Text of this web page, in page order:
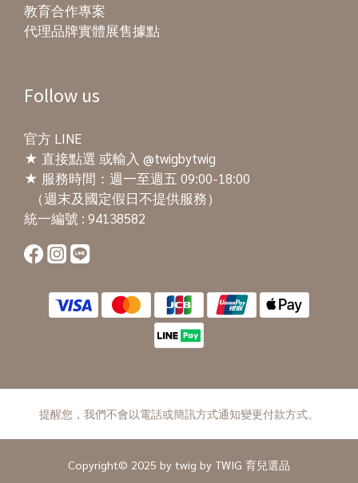
教育合作專案
代理品牌實體展售據點
Follow us
官方 LINE
★ 直接點選 或輸入 @twigbytwig
★ 服務時間：週一至週五 09:00-18:00
（週末及國定假日不提供服務）
統一編號 : 94138582
提醒您，我們不會以電話或簡訊方式通知變更付款方式。
Copyright© 2025 by twig by TWIG 育兒選品